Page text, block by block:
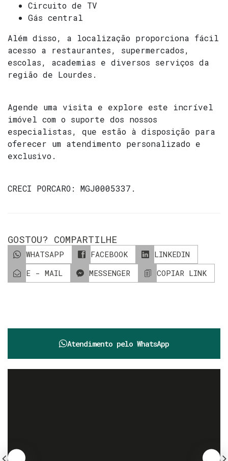
Circuito de TV
Gás central
Além disso, a localização proporciona fácil
acesso a restaurantes, supermercados,
escolas, academias e diversos serviços da
região de Lourdes.
Agende uma visita e explore este incrível
imóvel com o suporte dos nossos
especialistas, que estão à disposição para
oferecer um atendimento personalizado e
exclusivo.
CRECI PORCARO: MGJ0005337.
GOSTOU? COMPARTILHE
WHATSAPP FACEBOOK
LINKEDIN
E - MAIL
MESSENGER COPIAR LINK
Atendimento pelo WhatsApp